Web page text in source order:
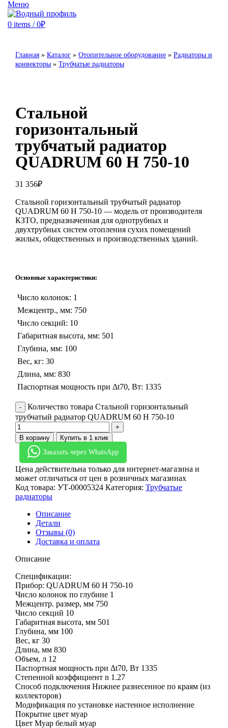
Меню
0 items / 0₽
Главная » Каталог » Отопительное оборудование » Радиаторы и
конвекторы » Трубчатые радиаторы
Стальной
горизонтальный
трубчатый радиатор
QUADRUM 60 H 750-10
31 356₽
Стальной горизонтальный трубчатый радиатор
QUADRUM 60 H 750-10 — модель от производителя
КЗТО, предназначенная для однотрубных и
двухтрубных систем отопления сухих помещений
жилых, общественных и производственных зданий.
Основные характеристики:
Число колонок: 1
Межцентр., мм: 750
Число секций: 10
Габаритная высота, мм: 501
Глубина, мм: 100
Вес, кг: 30
Длина, мм: 830
Паспортная мощность при Δt70, Вт: 1335
Количество товара Стальной горизонтальный
трубчатый радиатор QUADRUM 60 H 750-10
В корзину
Купить в 1 клик
Заказать через WhatsApp
Цена действительна только для интернет-магазина и
может отличаться от цен в розничных магазинах
Код товара: УТ-00005324 Категория: Трубчатые
радиаторы
Описание
Детали
Отзывы (0)
Доставка и оплата
Описание
Спецификации:
Прибор: QUADRUM 60 H 750-10
Число колонок по глубине 1
Межцентр. размер, мм 750
Число секций 10
Габаритная высота, мм 501
Глубина, мм 100
Вес, кг 30
Длина, мм 830
Объем, л 12
Паспортная мощность при Δt70, Вт 1335
Степенной коэффициент n 1.27
Способ подключения Нижнее разнесенное по краям (из
коллекторов)
Модификация по установке настенное исполнение
Покрытие цвет муар
Цвет Муар белый муар